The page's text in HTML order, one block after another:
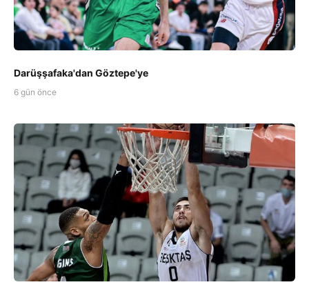
Darüşşafaka'dan Göztepe'ye
6 gün önce